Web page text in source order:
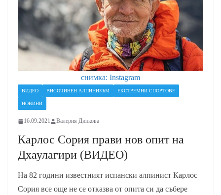
снимка: Instagram
ВИДЕО ВИСОЧИНЕН АЛПИНИЗЪМ ЕКСТРЕМНИ СПОРТОВЕ
НОВИНИ
16.09.2021 Валерия Динкова
Карлос Сория прави нов опит на
Дхаулагири (ВИДЕО)
На 82 години известният испански алпинист Карлос
Сория все още не се отказва от опита си да събере